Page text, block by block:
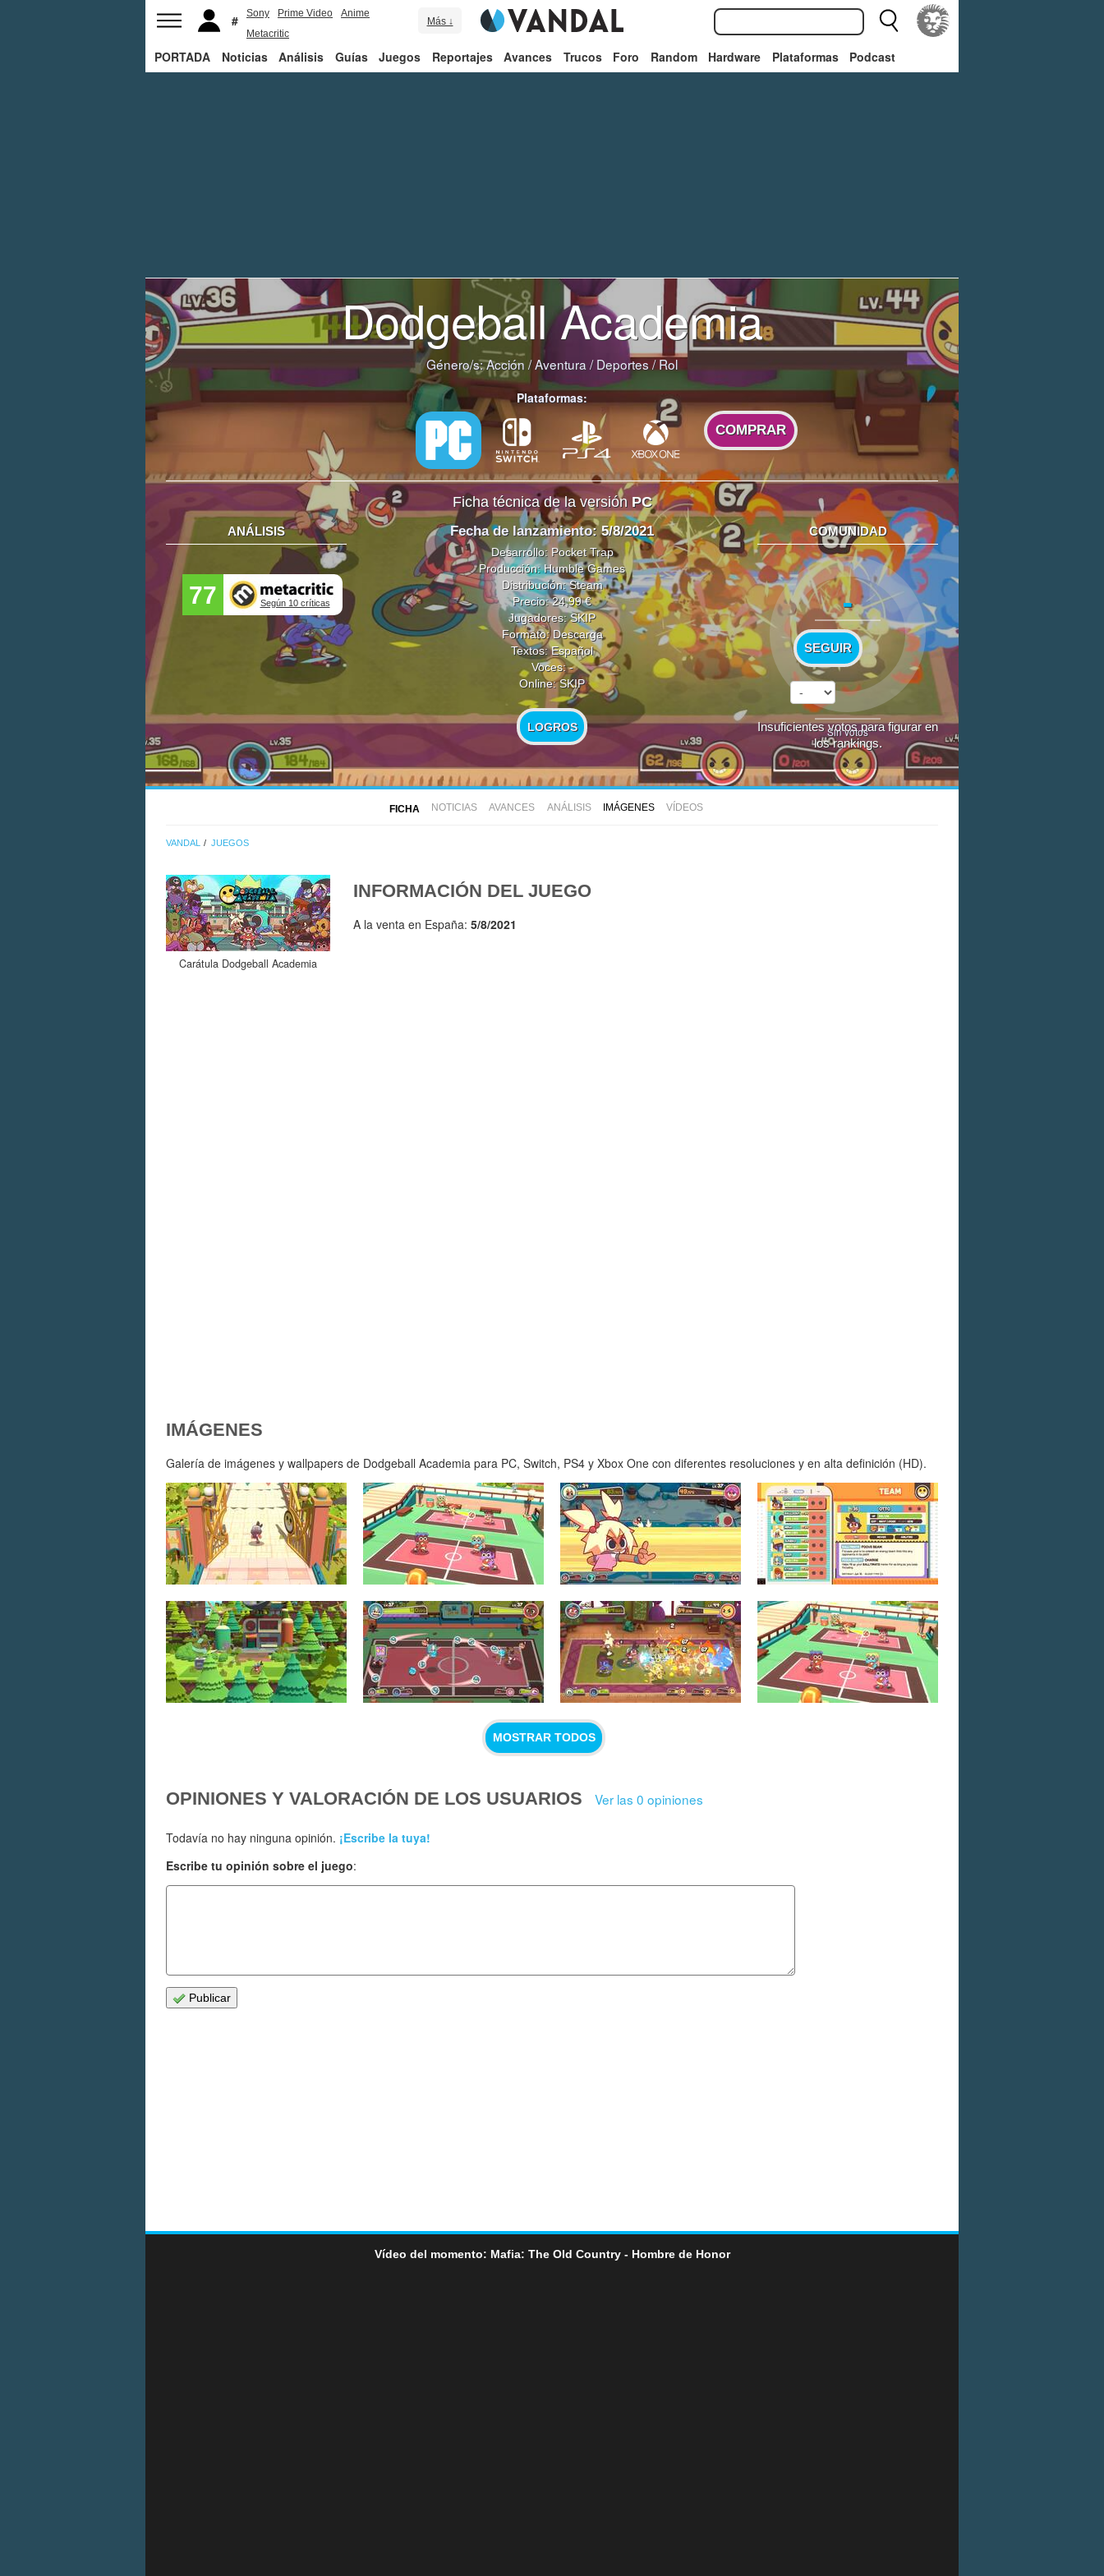
Sony Prime Video
Anime
Metacritic
Más ↓
PORTADA Noticias Análisis Guías Juegos Reportajes Avances Trucos Foro Random Hardware Plataformas Podcast
Dodgeball Academia
Género/s:Acción /Aventura /Deportes/Rol
Plataformas:
COMPRAR
Ficha técnica de la versión PC
ANÁLISIS
77 Según 10 críticas
Fecha de lanzamiento: 5/8/2021
Desarrollo: Pocket Trap
Producción: Humble Games
Distribución: Steam
Precio: 24,99 €
Jugadores: SKIP
Formato: Descarga
Textos: Español
Voces: -
Online: SKIP
LOGROS
COMUNIDAD
-
SEGUIR
Sin votos
Insuficientes votos para figurar en
los rankings.
FICHA NOTICIAS AVANCES ANÁLISIS IMÁGENES VÍDEOS
VANDAL JUEGOS
Carátula Dodgeball Academia
INFORMACIÓN DEL JUEGO
A la venta en España: 5/8/2021
IMÁGENES
Galería de imágenes y wallpapers de Dodgeball Academia para PC, Switch, PS4 y Xbox One con diferentes resoluciones y en alta definición (HD).
MOSTRAR TODOS
OPINIONES Y VALORACIÓN DE LOS USUARIOS Ver las 0 opiniones
Todavía no hay ninguna opinión. ¡Escribe la tuya!
Escribe tu opinión sobre el juego:
Publicar
Vídeo del momento: Mafia: The Old Country - Hombre de Honor